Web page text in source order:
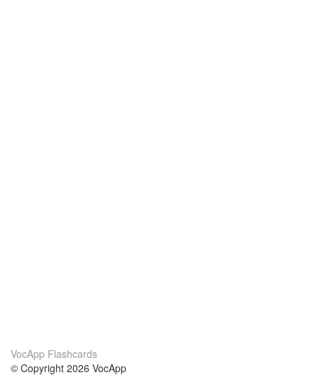
VocApp Flashcards
© Copyright 2026 VocApp